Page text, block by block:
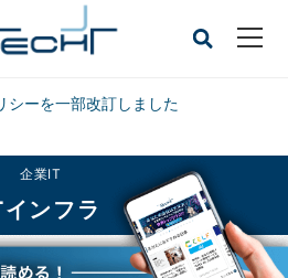
シーを一部改訂しました
CLOSE
企業IT
ンフラ